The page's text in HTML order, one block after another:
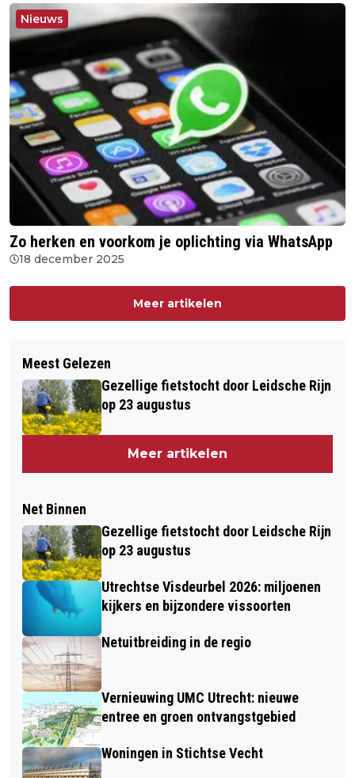
Nieuws
Zo herken en voorkom je oplichting via WhatsApp
18 december 2025
Meer artikelen
Meest Gelezen
Gezellige fietstocht door Leidsche Rijn
op 23 augustus
Meer artikelen
Net Binnen
Gezellige fietstocht door Leidsche Rijn
op 23 augustus
Utrechtse Visdeurbel 2026: miljoenen
kijkers en bijzondere vissoorten
Netuitbreiding in de regio
Vernieuwing UMC Utrecht: nieuwe
entree en groen ontvangstgebied
Woningen in Stichtse Vecht